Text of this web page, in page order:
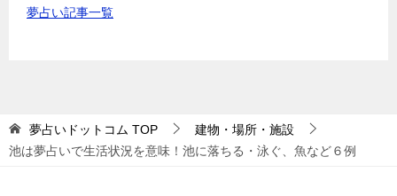
夢占い記事一覧
夢占いドットコム TOP
建物・場所・施設
池は夢占いで生活状況を意味！池に落ちる・泳ぐ、魚など６例